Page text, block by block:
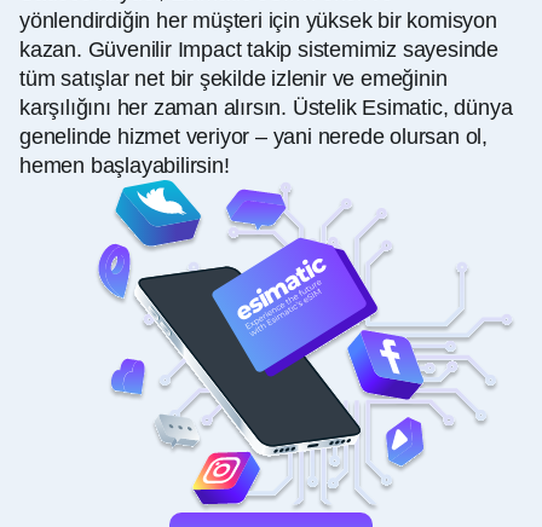
yönlendirdiğin her müşteri için yüksek bir komisyon
kazan. Güvenilir Impact takip sistemimiz sayesinde
tüm satışlar net bir şekilde izlenir ve emeğinin
karşılığını her zaman alırsın. Üstelik Esimatic, dünya
genelinde hizmet veriyor – yani nerede olursan ol,
hemen başlayabilirsin!